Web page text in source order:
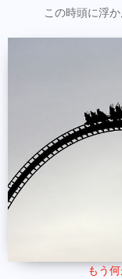
この時頭に浮
もう